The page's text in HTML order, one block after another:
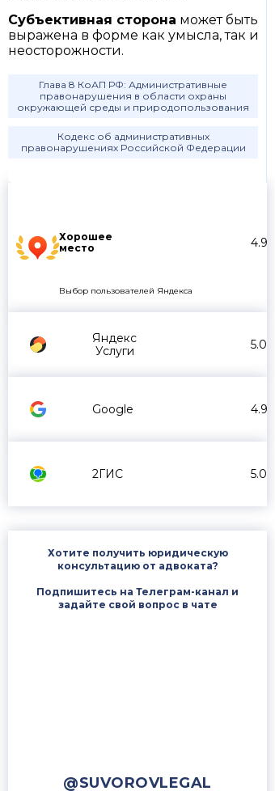
Хорошее
место
4.9
Выбор пользователей Яндекса
Яндекс
Услуги
5.0
Google 4.9
2ГИС 5.0
Хотите получить юридическую
консультацию от адвоката?
Подпишитесь на Телеграм-канал и
задайте свой вопрос в чате
@SUVOROVLEGAL
Субъективная сторона может быть
выражена в форме как умысла, так и
неосторожности.
Глава 8 КоАП РФ: Административные
правонарушения в области охраны
окружающей среды и природопользования
Кодекс об административных
правонарушениях Российской Федерации